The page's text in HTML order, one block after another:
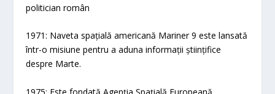
politician român
1971: Naveta spațială americană Mariner 9 este lansată
într-o misiune pentru a aduna informații științifice
despre Marte.
1975: Este fondată Agenția Spațială Europeană.